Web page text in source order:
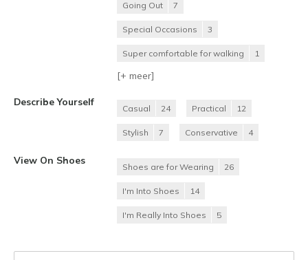
Going Out 7
Special Occasions 3
Super comfortable for walking 1
[+ meer]
Describe Yourself
Casual 24 Practical 12
Stylish 7 Conservative 4
View On Shoes
Shoes are for Wearing 26
I'm Into Shoes 14
I'm Really Into Shoes 5